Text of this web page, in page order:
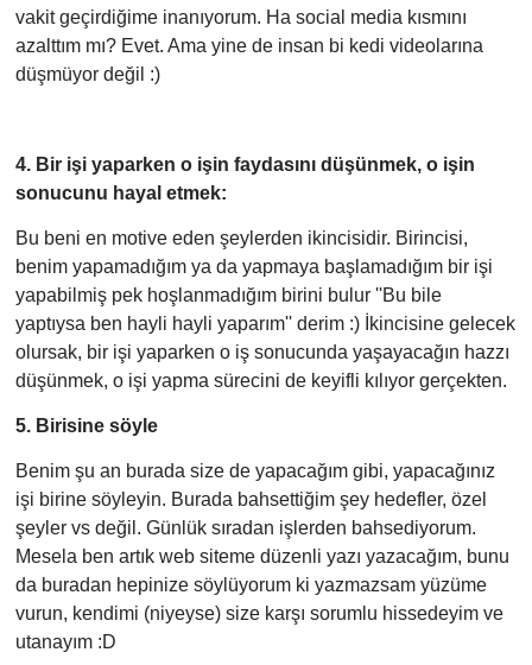
vakit geçirdiğime inanıyorum. Ha social media kısmını
azalttım mı? Evet. Ama yine de insan bi kedi videolarına
düşmüyor değil :)
4. Bir işi yaparken o işin faydasını düşünmek, o işin
sonucunu hayal etmek:
Bu beni en motive eden şeylerden ikincisidir. Birincisi,
benim yapamadığım ya da yapmaya başlamadığım bir işi
yapabilmiş pek hoşlanmadığım birini bulur ''Bu bile
yaptıysa ben hayli hayli yaparım'' derim :) İkincisine gelecek
olursak, bir işi yaparken o iş sonucunda yaşayacağın hazzı
düşünmek, o işi yapma sürecini de keyifli kılıyor gerçekten.
5. Birisine söyle
Benim şu an burada size de yapacağım gibi, yapacağınız
işi birine söyleyin. Burada bahsettiğim şey hedefler, özel
şeyler vs değil. Günlük sıradan işlerden bahsediyorum.
Mesela ben artık web siteme düzenli yazı yazacağım, bunu
da buradan hepinize söylüyorum ki yazmazsam yüzüme
vurun, kendimi (niyeyse) size karşı sorumlu hissedeyim ve
utanayım :D